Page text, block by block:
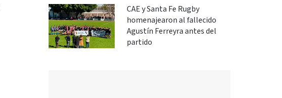
CAE y Santa Fe Rugby
homenajearon al fallecido
Agustín Ferreyra antes del
partido